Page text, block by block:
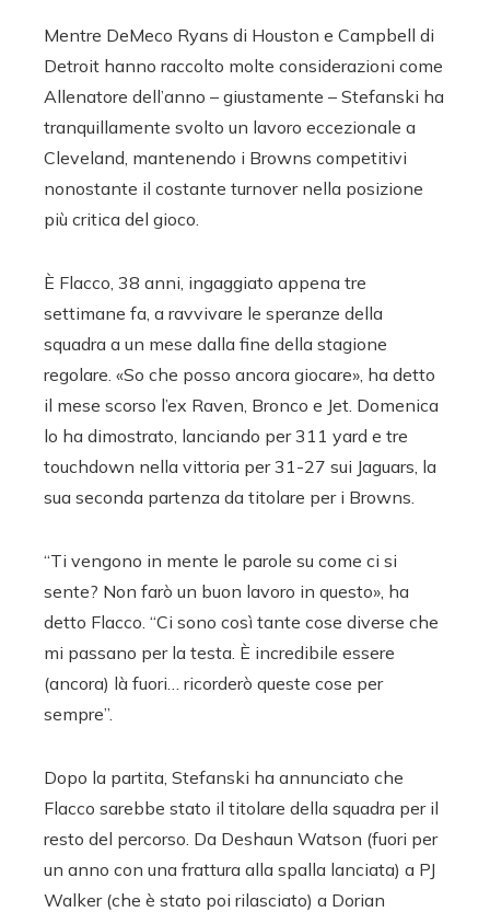
Mentre DeMeco Ryans di Houston e Campbell di
Detroit hanno raccolto molte considerazioni come
Allenatore dell’anno – giustamente – Stefanski ha
tranquillamente svolto un lavoro eccezionale a
Cleveland, mantenendo i Browns competitivi
nonostante il costante turnover nella posizione
più critica del gioco.
È Flacco, 38 anni, ingaggiato appena tre
settimane fa, a ravvivare le speranze della
squadra a un mese dalla fine della stagione
regolare. «So che posso ancora giocare», ha detto
il mese scorso l’ex Raven, Bronco e Jet. Domenica
lo ha dimostrato, lanciando per 311 yard e tre
touchdown nella vittoria per 31-27 sui Jaguars, la
sua seconda partenza da titolare per i Browns.
“Ti vengono in mente le parole su come ci si
sente? Non farò un buon lavoro in questo», ha
detto Flacco. “Ci sono così tante cose diverse che
mi passano per la testa. È incredibile essere
(ancora) là fuori… ricorderò queste cose per
sempre”.
Dopo la partita, Stefanski ha annunciato che
Flacco sarebbe stato il titolare della squadra per il
resto del percorso. Da Deshaun Watson (fuori per
un anno con una frattura alla spalla lanciata) a PJ
Walker (che è stato poi rilasciato) a Dorian